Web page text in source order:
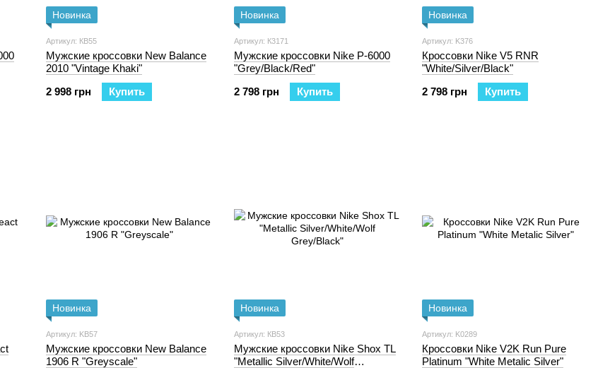
Новинка
Артикул: КB55
Мужские кроссовки New Balance
2010 "Vintage Khaki"
2 998 грн
Купить
Новинка
Артикул: К3171
Мужские кроссовки Nike P-6000
"Grey/Black/Red"
2 798 грн
Купить
Новинка
Артикул: K376
Кроссовки Nike V5 RNR
"White/Silver/Black"
2 798 грн
Купить
Новинка
Артикул: KB57
Мужские кроссовки New Balance
1906 R "Greyscale"
Новинка
Артикул: КB53
Мужские кроссовки Nike Shox TL
"Metallic Silver/White/Wolf
Новинка
Артикул: K0289
Кроссовки Nike V2K Run Pure
Platinum "White Metalic Silver"